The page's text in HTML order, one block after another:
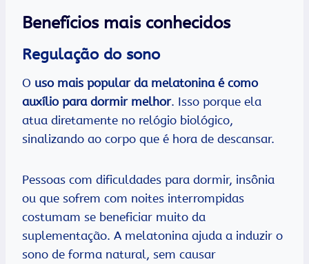
Benefícios mais conhecidos
Regulação do sono
O uso mais popular da melatonina é como
auxílio para dormir melhor. Isso porque ela
atua diretamente no relógio biológico,
sinalizando ao corpo que é hora de descansar.
Pessoas com dificuldades para dormir, insônia
ou que sofrem com noites interrompidas
costumam se beneficiar muito da
suplementação. A melatonina ajuda a induzir o
sono de forma natural, sem causar